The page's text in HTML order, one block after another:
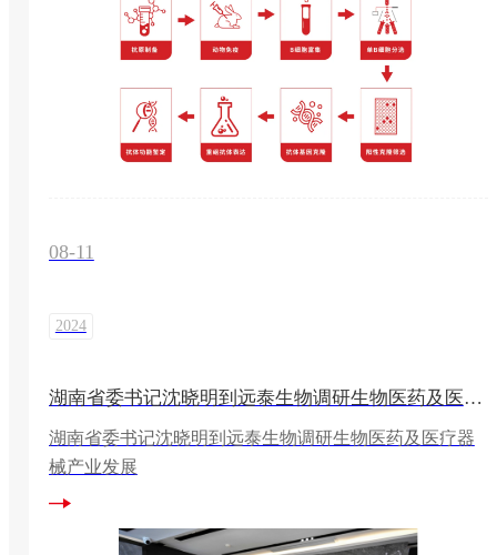
08-11
2024
湖南省委书记沈晓明到远泰生物调研生物医药及医疗器械产业发展
湖南省委书记沈晓明到远泰生物调研生物医药及医疗器
械产业发展